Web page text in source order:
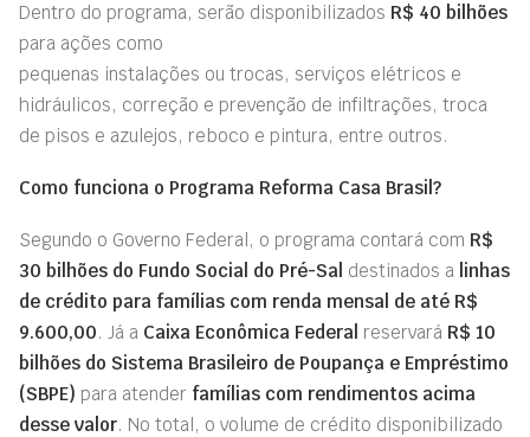
Dentro do programa, serão disponibilizados R$ 40 bilhões
para ações como
pequenas instalações ou trocas, serviços elétricos e
hidráulicos, correção e prevenção de infiltrações, troca
de pisos e azulejos, reboco e pintura, entre outros.
Como funciona o Programa Reforma Casa Brasil?
Segundo o Governo Federal, o programa contará com R$
30 bilhões do Fundo Social do Pré-Sal destinados a linhas
de crédito para famílias com renda mensal de até R$
9.600,00. Já a Caixa Econômica Federal reservará R$ 10
bilhões do Sistema Brasileiro de Poupança e Empréstimo
(SBPE) para atender famílias com rendimentos acima
desse valor. No total, o volume de crédito disponibilizado